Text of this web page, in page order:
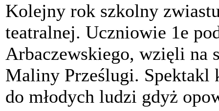
Kolejny rok szkolny
teatralnej. Uczniowie 1e
Arbaczewskiego, wzięli na
Maliny Prześlugi. Spektakl
do młodych ludzi gdyż